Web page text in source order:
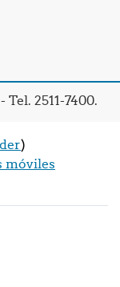
2511-7400.
)
móviles